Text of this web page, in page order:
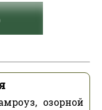
озорной